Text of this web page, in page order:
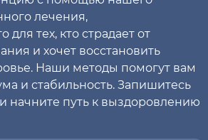
лечения,
для тех, кто страдает от
и хочет восстановить
Наши методы помогут вам
и стабильность. Запишитесь
начните путь к выздоровлению